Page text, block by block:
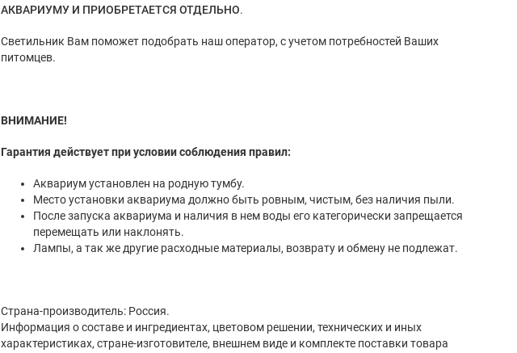
АКВАРИУМУ И ПРИОБРЕТАЕТСЯ ОТДЕЛЬНО.
Светильник Вам поможет подобрать наш оператор, с учетом потребностей Ваших
питомцев.
ВНИМАНИЕ!
Гарантия действует при условии соблюдения правил:
Аквариум установлен на родную тумбу.
Место установки аквариума должно быть ровным, чистым, без наличия пыли.
После запуска аквариума и наличия в нем воды его категорически запрещается
перемещать или наклонять.
Лампы, а так же другие расходные материалы, возврату и обмену не подлежат.
Страна-производитель: Россия.
Информация о составе и ингредиентах, цветовом решении, технических и иных
характеристиках, стране-изготовителе, внешнем виде и комплекте поставки товара